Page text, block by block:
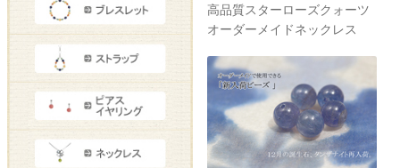
高品質スターローズクォーツ
オーダーメイドネックレス